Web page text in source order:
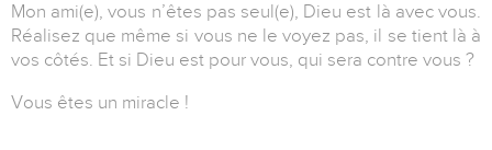
Mon ami(e), vous n’êtes pas seul(e), Dieu est là avec vous.
Réalisez que même si vous ne le voyez pas, il se tient là à
vos côtés. Et si Dieu est pour vous, qui sera contre vous ?
Vous êtes un miracle !